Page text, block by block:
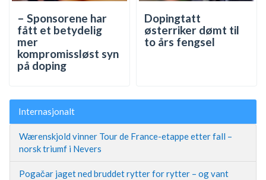
– Sponsorene har
fått et betydelig
mer
kompromissløst syn
på doping
Dopingtatt
østerriker dømt til
to års fengsel
Internasjonalt
Wærenskjold vinner Tour de France-etappe etter fall –
norsk triumf i Nevers
Pogačar jaget ned bruddet rytter for rytter – og vant